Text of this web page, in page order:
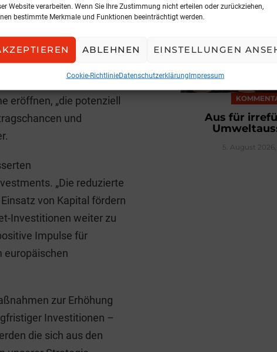
Website verarbeiten. Wenn Sie Ihre Zustimmung nicht erteilen oder zurückziehen,
bestimmte Merkmale und Funktionen beeinträchtigt werden.
ABLEHNEN EINSTELLUNGEN
Cookie-RichtlinieDatenschutzerklärungImpressum
Aktieninvestments
attraktiver machen.
kurzfristige
Insurance Group in
Reform könne den
eröffnen, „die potenziell
und
„Die reduzierte
von Kapital fördern
Investitionen weiter zu
Impulse für
europäischen
zur Erhöhung
Investitionen –
die sich aus den
5. August 2026,
Aus für
5. August 2026,